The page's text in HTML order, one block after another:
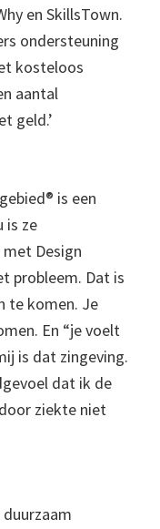
en SkillsTown.
ondersteuning
kosteloos
aantal
geld.’
is een
is ze
met Design
probleem. Dat is
te komen. Je
En “je voelt
is dat zingeving.
dat ik de
ziekte niet